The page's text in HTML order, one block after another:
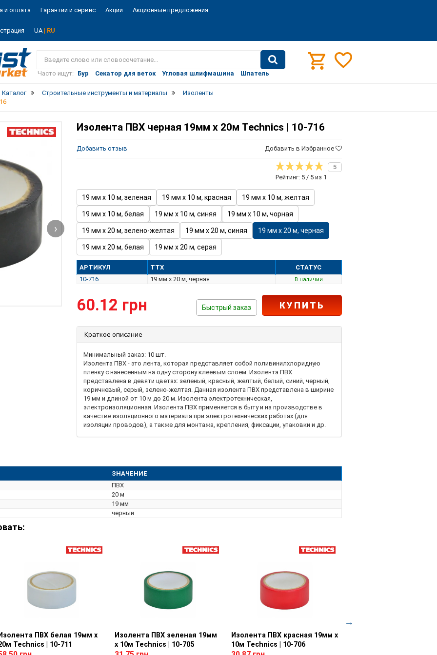
и оплата Гарантии и сервис Акции Акционные предложения
UA| RU
market
Часто ищут: Бур Секатор для веток Угловая шлифмашина Шпатель
Каталог Строительные инструменты и материалы
Изоленты
›
Изолента ПВХ черная 19мм х 20м Technics | 10-716
Добавить отзыв Добавить в Избранное
5
Рейтинг: 5 / 5 из 1
19 мм х 10 м, зеленая 19 мм х 10 м, красная 19 мм х 10 м, желтая
19 мм х 10 м, белая 19 мм х 10 м, синяя 19 мм х 10 м, чорная
19 мм х 20 м, зелено-желтая 19 мм х 20 м, синяя 19 мм х 20 м, черная
19 мм х 20 м, белая 19 мм х 20 м, серая
АРТИКУЛ ТТХ
СТАТУС
10-716
19 мм х 20 м, черная В наличии
60.12 грн Быстрый заказ КУПИТЬ
Краткое описание
Минимальный заказ: 10 шт.
Изолента ПВХ - это лента, которая представляет собой поливинилхлоридную
пленку с нанесенным на одну сторону клеевым слоем. Изолента ПВХ
представлена ​​в девяти цветах: зеленый, красный, желтый, белый, синий, черный,
коричневый, серый, зелено-желтая. Данная изолента ПВХ представлена ​​в ширине
19 мм и длиной от 10 м до 20 м. Изолента электротехническая,
электроизоляционная. Изолента ПВХ применяется в быту и на производстве в
качестве изоляционного материала при электротехнических работах (для
изоляции проводов), а также для монтажа, крепления, фиксации, упаковки и др.
ЗНАЧЕНИЕ
ПВХ
20 м
19 мм
черный
Просмотр товара
ПВХ белая 19мм х
Technics | 10-711
Просмотр товара
Изолента ПВХ зеленая 19мм
х 10м Technics | 10-705
Просмотр товара
Изолента ПВХ красная 19мм х
10м Technics | 10-706